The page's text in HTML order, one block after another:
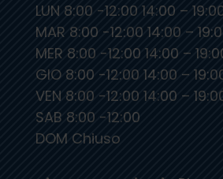
LUN 8:00 -12:00 14:00 –
MAR 8:00 -12:00 14:00 –
MER 8:00 -12:00 14:00 –
GIO 8:00 -12:00 14:00 –
VEN 8:00 -12:00 14:00 –
SAB 8:00 -12:00
DOM Chiuso